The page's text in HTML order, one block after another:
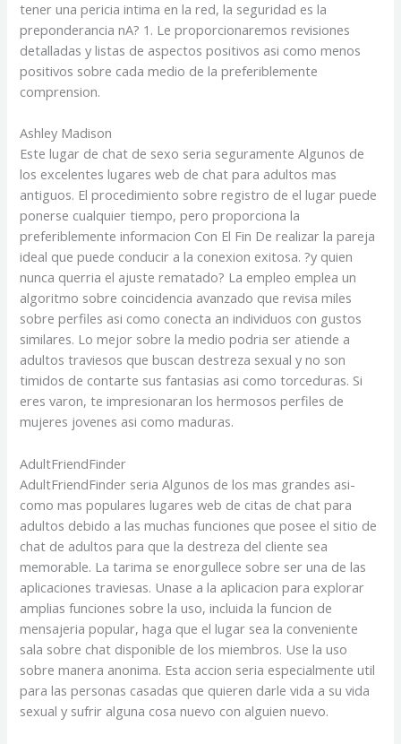
tener una pericia intima en la red, la seguridad es la
preponderancia nA? 1. Le proporcionaremos revisiones
detalladas y listas de aspectos positivos asi­ como menos
positivos sobre cada medio de la preferiblemente
comprension.
Ashley Madison
Este lugar de chat de sexo seri­a seguramente Algunos de
los excelentes lugares web de chat para adultos mas
antiguos. El procedimiento sobre registro de el lugar puede
ponerse cualquier tiempo, pero proporciona la
preferiblemente informacion Con El Fin De realizar la pareja
ideal que puede conducir a la conexion exitosa. ?y quien
nunca querria el ajuste rematado? La empleo emplea un
algoritmo sobre coincidencia avanzado que revisa miles
sobre perfiles asi­ como conecta an individuos con gustos
similares. Lo mejor sobre la medio podri­a ser atiende a
adultos traviesos que buscan destreza sexual y no son
timidos de contarte sus fantasias asi­ como torceduras. Si
eres varon, te impresionaran los hermosos perfiles de
mujeres jovenes asi­ como maduras.
AdultFriendFinder
AdultFriendFinder seri­a Algunos de los mas grandes asi­
como mas populares lugares web de citas de chat para
adultos debido a las muchas funciones que posee el sitio de
chat de adultos para que la destreza del cliente sea
memorable. La tarima se enorgullece sobre ser una de las
aplicaciones traviesas. Unase a la aplicacion para explorar
amplias funciones sobre la uso, incluida la funcion de
mensajeria popular, haga que el lugar sea la conveniente
sala sobre chat disponible de los miembros. Use la uso
sobre manera anonima. Esta accion seri­a especialmente util
para las personas casadas que quieren darle vida a su vida
sexual y sufrir alguna cosa nuevo con alguien nuevo.